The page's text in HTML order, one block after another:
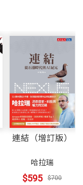
連結（增訂版）
哈拉瑞
$595 $700